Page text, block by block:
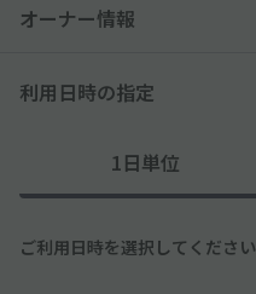
オーナー情報
利用日時の指定
1日単位
ご利用日時を選択してください